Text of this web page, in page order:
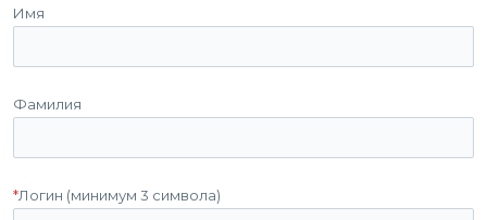
Имя
Фамилия
*Логин (минимум 3 символа)